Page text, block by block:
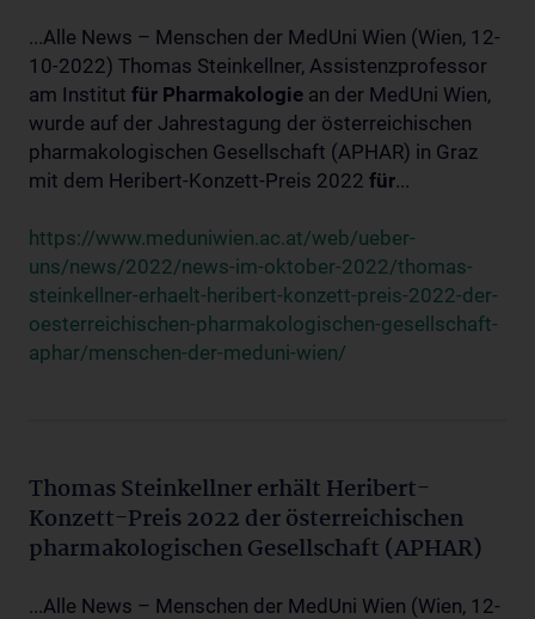
...Alle News – Menschen der MedUni Wien (Wien, 12-
10-2022) Thomas Steinkellner, Assistenzprofessor
am Institut für Pharmakologie an der MedUni Wien,
wurde auf der Jahrestagung der österreichischen
pharmakologischen Gesellschaft (APHAR) in Graz
mit dem Heribert-Konzett-Preis 2022 für...
https://www.meduniwien.ac.at/web/ueber-
uns/news/2022/news-im-oktober-2022/thomas-
steinkellner-erhaelt-heribert-konzett-preis-2022-der-
oesterreichischen-pharmakologischen-gesellschaft-
aphar/menschen-der-meduni-wien/
Thomas Steinkellner erhält Heribert-
Konzett-Preis 2022 der österreichischen
pharmakologischen Gesellschaft (APHAR)
...Alle News – Menschen der MedUni Wien (Wien, 12-